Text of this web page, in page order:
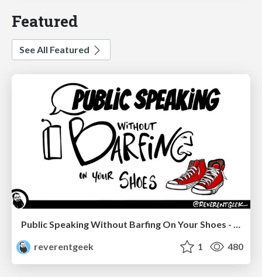
Featured
See All Featured
Public Speaking Without Barfing On Your Shoes - THAT 2023
reverentgeek
1 480